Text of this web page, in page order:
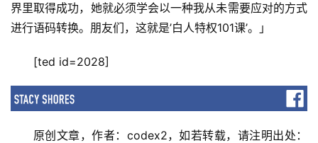
界里取得成功，她就必须学会以一种我从未需要应对的方式
进行语码转换。朋友们，这就是’白人特权101课’。」
[ted id=2028]
原创文章，作者：codex2，如若转载，请注明出处：